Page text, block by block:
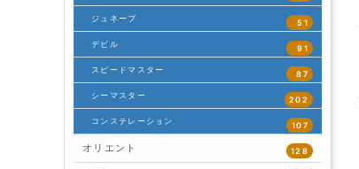
ジュネーブ 51
デビル 91
スピードマスター 87
シーマスター 202
コンステレーション 107
オリエント 128